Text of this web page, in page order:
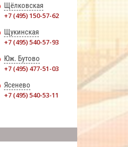
Щёлковская
+7 (495) 150-57-62
Щукинская
+7 (495) 540-57-93
Юж. Бутово
+7 (495) 477-51-03
Ясенево
+7 (495) 540-53-11